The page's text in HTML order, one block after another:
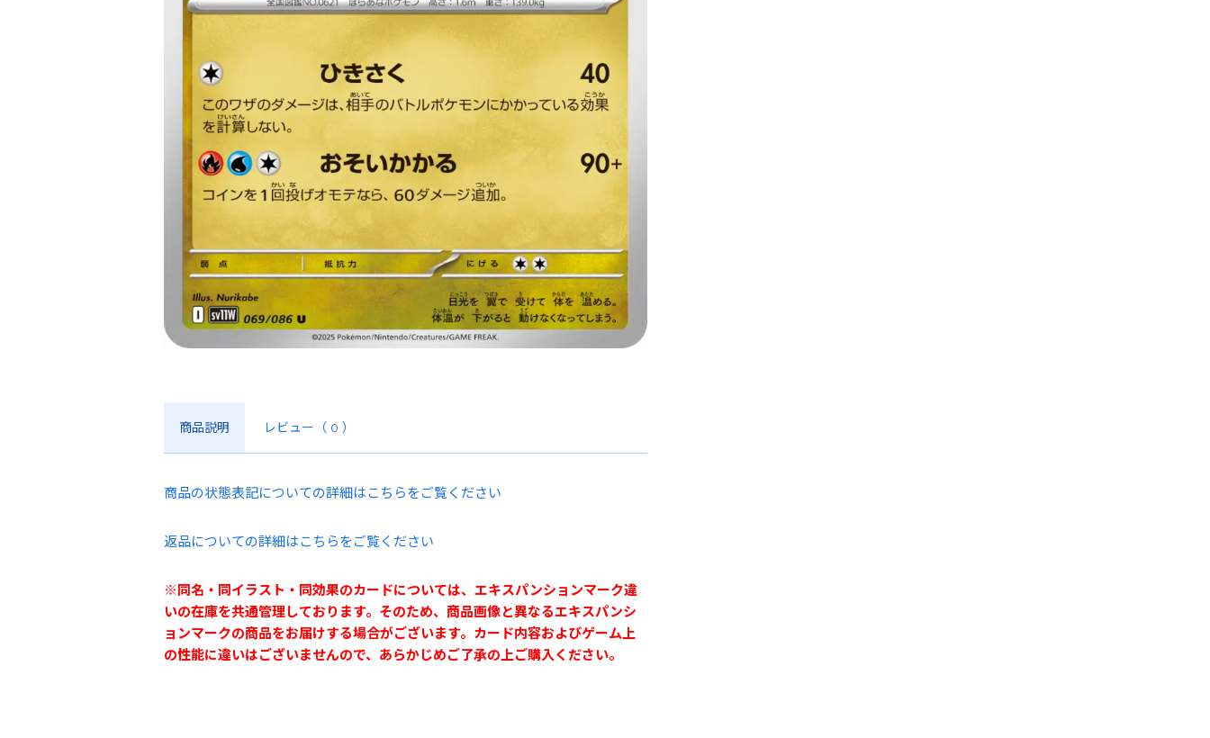
商品説明 レビュー （ 0 ）
商品の状態表記についての詳細はこちらをご覧ください
返品についての詳細はこちらをご覧ください
※同名・同イラスト・同効果のカードについては、エキスパンションマーク違
いの在庫を共通管理しております。そのため、商品画像と異なるエキスパンシ
ョンマークの商品をお届けする場合がございます。カード内容およびゲーム上
の性能に違いはございませんので、あらかじめご了承の上ご購入ください。